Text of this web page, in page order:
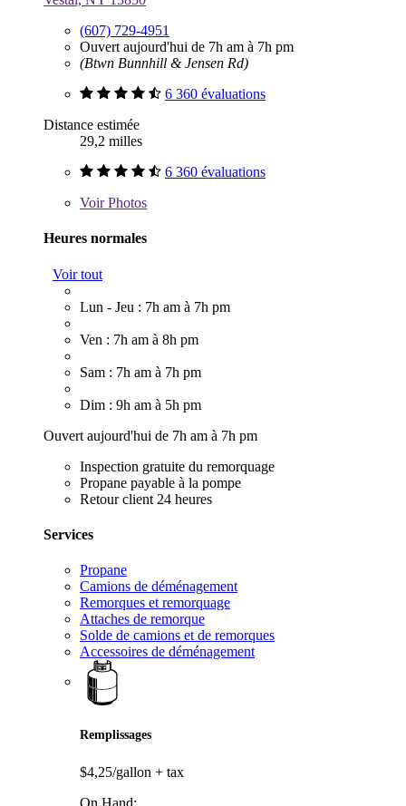
(607) 729-4951
Ouvert aujourd'hui de 7h am à 7h pm
(Btwn Bunnhill & Jensen Rd)
6 360 évaluations
Distance estimée
29,2 milles
6 360 évaluations
VoirPhotos
Heures normales
Voir tout
Lun - Jeu : 7h am à 7h pm
Ven : 7h am à 8h pm
Sam : 7h am à 7h pm
Dim : 9h am à 5h pm
Ouvert aujourd'hui de 7h am à 7h pm
Inspection gratuite du remorquage
Propane payable à la pompe
Retour client 24 heures
Services
Propane
Camions de déménagement
Remorques et remorquage
Attaches de remorque
Solde de camions et de remorques
Accessoires de déménagement
Remplissages
$4,25/gallon + tax